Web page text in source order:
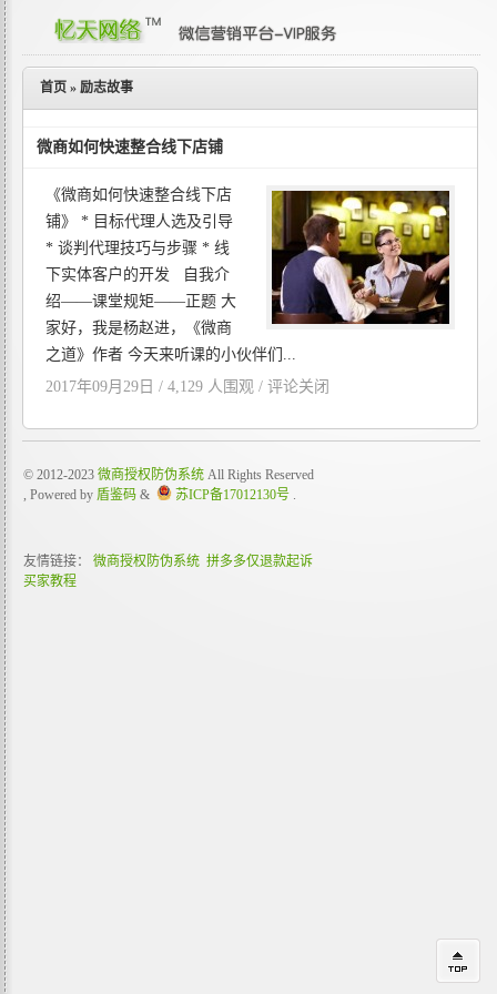
首页 » 励志故事
微商如何快速整合线下店铺
《微商如何快速整合线下店
铺》 * 目标代理人选及引导
* 谈判代理技巧与步骤 * 线
下实体客户的开发 自我介
绍——课堂规矩——正题 大
家好，我是杨赵进，《微商
之道》作者 今天来听课的小伙伴们...
2017年09月29日 / 4,129 人围观 / 评论关闭
© 2012-2023 微商授权防伪系统 All Rights Reserved
, Powered by 盾鉴码 & 苏ICP备17012130号 .
友情链接： 微商授权防伪系统 拼多多仅退款起诉
买家教程